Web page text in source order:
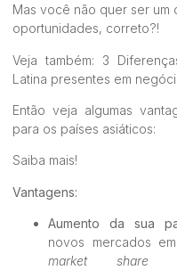
Mas você não quer ser um
oportunidades, correto?!
Veja também: 3
Latina presentes em
Então veja algumas
para os países asiáticos:
Saiba mais!
Vantagens:
Aumento da sua
novos mercados
market share